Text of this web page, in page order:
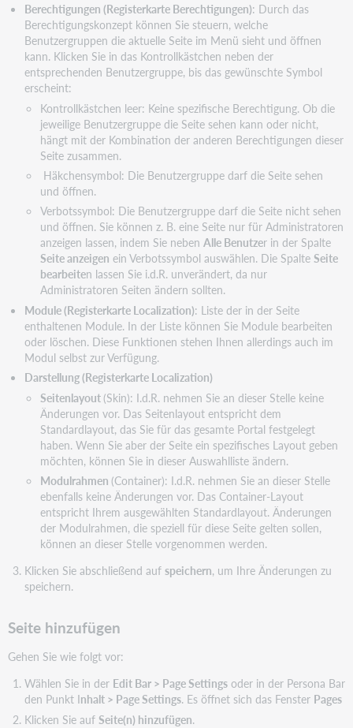
Berechtigungen (Registerkarte Berechtigungen): Durch das
Berechtigungskonzept können Sie steuern, welche
Benutzergruppen die aktuelle Seite im Menü sieht und öffnen
kann. Klicken Sie in das Kontrollkästchen neben der
entsprechenden Benutzergruppe, bis das gewünschte Symbol
erscheint:
Kontrollkästchen leer: Keine spezifische Berechtigung. Ob die
jeweilige Benutzergruppe die Seite sehen kann oder nicht,
hängt mit der Kombination der anderen Berechtigungen dieser
Seite zusammen.
Häkchensymbol: Die Benutzergruppe darf die Seite sehen
und öffnen.
Verbotssymbol: Die Benutzergruppe darf die Seite nicht sehen
und öffnen. Sie können z. B. eine Seite nur für Administratoren
anzeigen lassen, indem Sie neben Alle Benutzer in der Spalte
Seite anzeigen ein Verbotssymbol auswählen. Die Spalte Seite
bearbeiten lassen Sie i.d.R. unverändert, da nur
Administratoren Seiten ändern sollten.
Module (Registerkarte Localization): Liste der in der Seite
enthaltenen Module. In der Liste können Sie Module bearbeiten
oder löschen. Diese Funktionen stehen Ihnen allerdings auch im
Modul selbst zur Verfügung.
Darstellung (Registerkarte Localization)
Seitenlayout(Skin): I.d.R. nehmen Sie an dieser Stelle keine
Änderungen vor. Das Seitenlayout entspricht dem
Standardlayout, das Sie für das gesamte Portal festgelegt
haben. Wenn Sie aber der Seite ein spezifisches Layout geben
möchten, können Sie in dieser Auswahlliste ändern.
Modulrahmen (Container): I.d.R. nehmen Sie an dieser Stelle
ebenfalls keine Änderungen vor. Das Container-Layout
entspricht Ihrem ausgewählten Standardlayout. Änderungen
der Modulrahmen, die speziell für diese Seite gelten sollen,
können an dieser Stelle vorgenommen werden.
Klicken Sie abschließend auf speichern, um Ihre Änderungen zu
speichern.
Seite hinzufügen
Gehen Sie wie folgt vor:
Wählen Sie in der Edit Bar > Page Settingsoder in der Persona Bar
den Punkt Inhalt > Page Settings. Es öffnet sich das Fenster Pages
Klicken Sie auf Seite(n) hinzufügen.